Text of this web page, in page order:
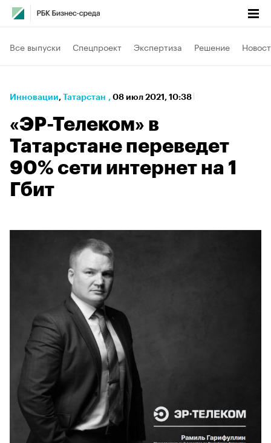
Все выпуски Спецпроект Экспертиза Решение
Инновации⁠, Татарстан , 08 июл 2021, 10:38
«ЭР-Телеком» в
Татарстане переведет
90% сети интернет на 1
Гбит